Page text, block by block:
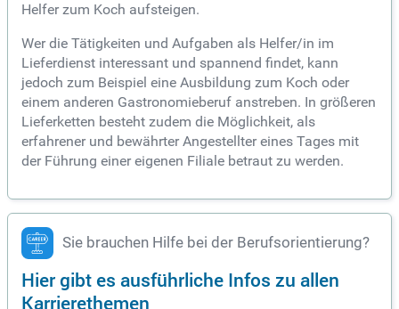
Helfer zum Koch aufsteigen.
Wer die Tätigkeiten und Aufgaben als Helfer/in im
Lieferdienst interessant und spannend findet, kann
jedoch zum Beispiel eine Ausbildung zum Koch oder
einem anderen Gastronomieberuf anstreben. In größeren
Lieferketten besteht zudem die Möglichkeit, als
erfahrener und bewährter Angestellter eines Tages mit
der Führung einer eigenen Filiale betraut zu werden.
Sie brauchen Hilfe bei der Berufsorientierung?
Hier gibt es ausführliche Infos zu allen
Karrierethemen